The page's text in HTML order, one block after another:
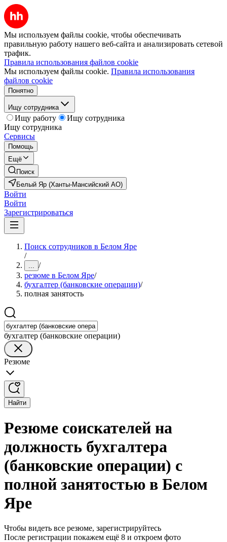
Мы используем файлы cookie, чтобы обеспечивать
правильную работу нашего веб-сайта и анализировать сетевой
трафик.
Правила использования файлов cookie
Мы используем файлы cookie. Правила использования
файлов cookie
Понятно
Ищу сотрудника
Ищу работу
Ищу сотрудника
Ищу сотрудника
Сервисы
Помощь
Ещё
Поиск
Белый Яр (Ханты-Мансийский АО)
Войти
Войти
Зарегистрироваться
Поиск сотрудников в Белом Яре
/
... /
резюме в Белом Яре/
бухгалтер (банковские операции)/
полная занятость
бухгалтер (банковские операции)
Резюме
Найти
Резюме соискателей на
должность бухгалтера
(банковские операции) с
полной занятостью в Белом
Яре
Чтобы видеть все резюме, зарегистрируйтесь
После регистрации покажем ещё 8 и откроем фото